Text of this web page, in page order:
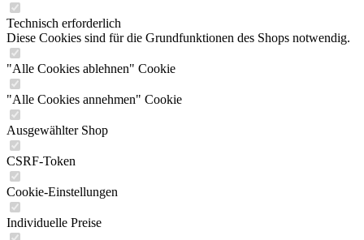
Technisch erforderlich
Diese Cookies sind für die Grundfunktionen des Shops notwendig.
"Alle Cookies ablehnen" Cookie
"Alle Cookies annehmen" Cookie
Ausgewählter Shop
CSRF-Token
Cookie-Einstellungen
Individuelle Preise